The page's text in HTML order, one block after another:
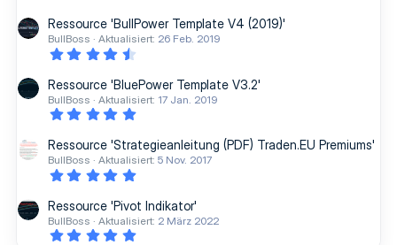
0
0
S
r
n
(
e
Ressource 'BullPower Template V4 (2019)'
BullBoss Aktualisiert: 26 Feb. 2019
8
0
S
t
r
n
(
e
Ressource 'BluePower Template V3.2'
BullBoss Aktualisiert: 17 Jan. 2019
5
0
0
S
t
r
n
(
e
Ressource 'Strategieanleitung (PDF) Traden.EU Premiums'
BullBoss Aktualisiert: 5 Nov. 2017
5
0
S
t
Ressource 'Pivot Indikator'
BullBoss Aktualisiert: 2 März 2022
5